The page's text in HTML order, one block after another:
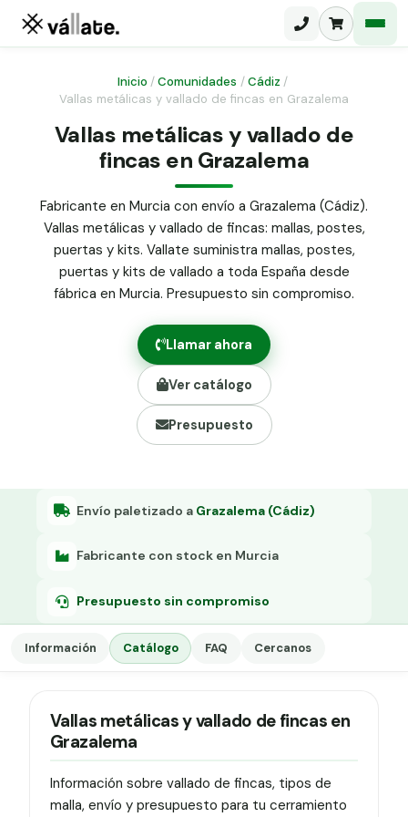
Malla ganadera
Malla simple torsión
Malla triple torsión
Panel malla H.
Puerta abatible dos hojas
Puerta acceso peatonal
Poste malla Hércules
Poste malla simple torsión
Alambre de espino galvanizado
Alambre liso galvanizado
Malla ocultación 70 g/m² verde
Abrazadera PVC malla H.
Grapa malla H.
Inicio /Comunidades / Cádiz /
Vallas metálicas y vallado de fincas en Grazalema
Vallas metálicas y vallado de
fincas en Grazalema
Fabricante en Murcia con envío a Grazalema (Cádiz).
Vallas metálicas y vallado de fincas: mallas, postes,
puertas y kits. Vallate suministra mallas, postes,
puertas y kits de vallado a toda España desde
fábrica en Murcia. Presupuesto sin compromiso.
Llamar ahora
Ver catálogo
Presupuesto
Envío paletizado a Grazalema (Cádiz)
Fabricante con stock en Murcia
Presupuesto sin compromiso
Información Catálogo FAQ Cercanos
Vallas metálicas y vallado de fincas en
Grazalema
Información sobre vallado de fincas, tipos de
malla, envío y presupuesto para tu cerramiento